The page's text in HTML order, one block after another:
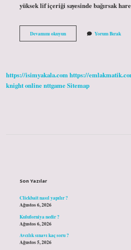
yüksek lif içeriği sayesinde bağırsak
Devamını okuyunMideyi
En
Yorum Bırak
https://isimyakala.comhttps://
knight onlinenttgameSitemap
Son Yazılar
Clickbait nasıl yapılır ?
Ağustos 6, 2026
Kuluforniya nedir ?
Ağustos 6, 2026
Avcılık sınavı kaç soru ?
Ağustos 5, 2026